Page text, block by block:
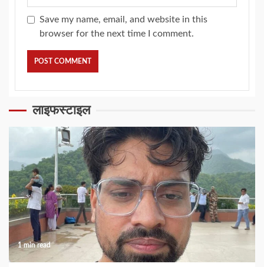
Save my name, email, and website in this
browser for the next time I comment.
लाइफस्टाइल
1 min read